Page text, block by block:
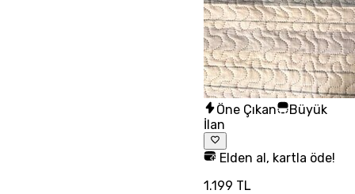
Öne Çıkan
Büyük
İlan
Elden al, kartla öde!
1.199 TL